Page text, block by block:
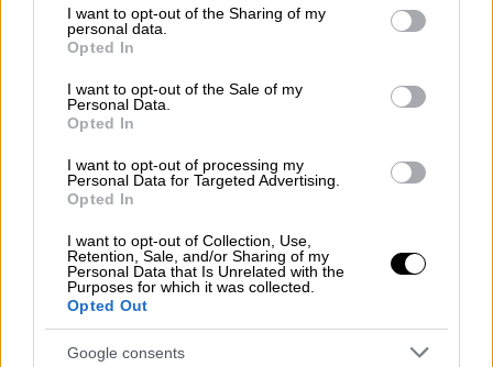
not limited to your visit or usage behaviour. You may click to
grant or deny consent to Google and its third-party tags to
use your data for below specified purposes in below Google
consent section.
I want to opt-out of the Sharing of my
personal data.
Opted In
I want to opt-out of the Sale of my
Personal Data.
Opted In
I want to opt-out of processing my
Personal Data for Targeted Advertising.
Opted In
I want to opt-out of Collection, Use,
Retention, Sale, and/or Sharing of my
Personal Data that Is Unrelated with the
Purposes for which it was collected.
Opted Out
Google consents
τον απέσυρε 2:22΄΄ πριν από τη λήξη.
Δύσκολα δεν θα έσπαγε το ρεκόρ σε μια
τέτοια βραδιά! Οι 45 πόντοι του Βούλγαρου
φόργουορντ αποτελούν πάντως ρεκόρ στην
ιστορία του Ολυμπιακού καθώς πλέον άφησε
πίσω του τον Μαρκ Πέρι που είχε σημειώσει
36 το 2005 απέναντι στην Τσιμπόνα.
Ο Σάσα Βεζένκοφ μετά τους 45 πόντους και
τους 52 βαθμούς στο σύστημα αξιολόγησης
δήλωσε: «Είναι μια από τις νύχτες που
ένιωθα καλά. Έχασα το πρώτο σουτ, αλλά
μετά βρήκαμε τον χώρο, οι συμπαίκτες μου